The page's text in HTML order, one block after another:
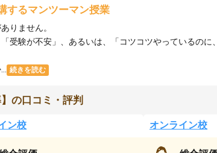
するマンツーマン授業
りません。
受験が不安」、あるいは、「コツコツやっているの
続きを読む
の口コミ・評判
ン校 オンライン校